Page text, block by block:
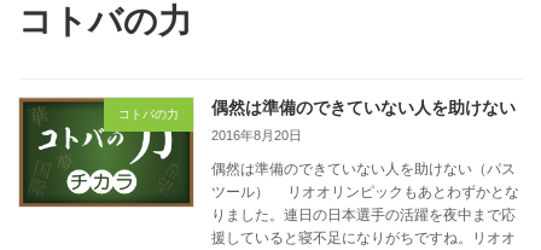
コトバの力
コトバの力 偶然は準備のできていない人を助けない
2016年8月20日
偶然は準備のできていない人を助けない（パス
ツール） リオオリンピックもあとわずかとな
りました。連日の日本選手の活躍を夜中まで応
援していると寝不足になりがちですね。リオオ